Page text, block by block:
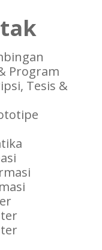
Program
Tesis &